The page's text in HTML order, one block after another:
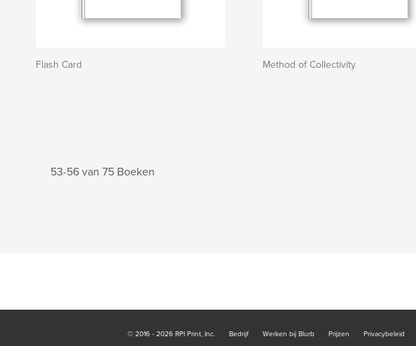
Flash Card Method of Collectivity
53-56 van 75 Boeken
© 2016 - 2026 RPI Print, Inc. Bedrijf Werken bij Blurb Prijzen Privacybeleid